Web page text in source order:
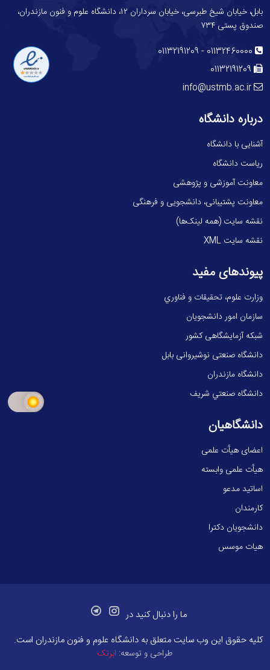
بابل، خیابان شیخ طبرسی، خیابان سرداران ۱۲، دانشگاه علوم و فنون مازندران،
صندوق پستی ۷۳۴
01132460000
-
01132191209
01132191209
info@ustmb.ac.ir
درباره دانشگاه
آشنایی با دانشگاه
ریاست دانشگاه
معاونت آموزشی و پژوهشی
معاونت پشتیبانی، دانشجویی و فرهنگی
نقشه سایت (همه لینک‌ها)
نقشه سایت XML
پیوندهای مفید
وزارت علوم، تحقيقات و فناوري
سازمان امور دانشجویان
شبکه آزمایشگاهی کشور
دانشگاه صنعتی نوشیروانی بابل
دانشگاه مازندران
دانشگاه صنعتي شريف
دانشگاهیان
اعضای هیأت علمی
هیأت علمی وابسته
اساتید مدعو
کارمندان
دانشجویان دکترا
هیات موسس
ما را دنبال کنید در
کلیه حقوق این وب سایت متعلق به دانشگاه علوم و فنون مازندران است.
طراحی و توسعه: ابرتک